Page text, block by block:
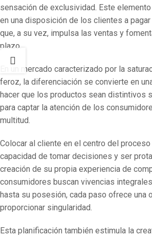
sensación de exclusividad. Este
en una disposición de los clientes a
que, a su vez, impulsa las ventas y
plazo.
En un mercado caracterizado por la
feroz, la diferenciación se convierte en
hacer que los productos sean distintivos
para captar la atención de los
multitud.
Colocar al cliente en el centro del
capacidad de tomar decisiones y ser
creación de su propia experiencia de
consumidores buscan vivencias
hasta su posesión, cada paso ofrece una
proporcionar singularidad.
Esta planificación también estimula la